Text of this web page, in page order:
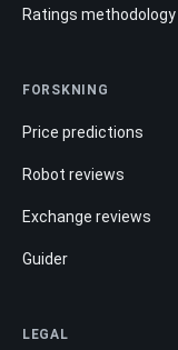
Ratings methodology
FORSKNING
Price predictions
Robot reviews
Exchange reviews
Guider
LEGAL